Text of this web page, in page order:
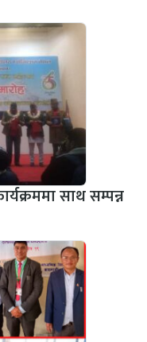
साथ सम्पन्न